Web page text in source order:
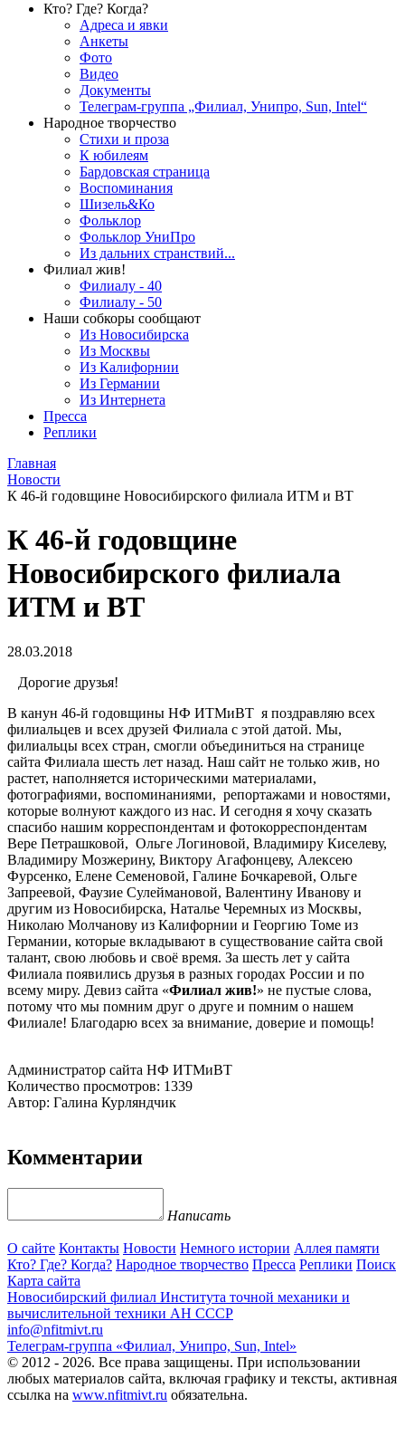
Кто? Где? Когда?
Адреса и явки
Анкеты
Фото
Видео
Документы
Телеграм-группа „Филиал, Унипро, Sun, Intel“
Народное творчество
Стихи и проза
К юбилеям
Бардовская страница
Воспоминания
Шизель&Ко
Фольклор
Фольклор УниПро
Из дальних странствий...
Филиал жив!
Филиалу - 40
Филиалу - 50
Наши собкоры сообщают
Из Новосибирска
Из Москвы
Из Калифорнии
Из Германии
Из Интернета
Пресса
Реплики
Главная
Новости
К 46-й годовщине Новосибирского филиала ИТМ и ВТ
К 46-й годовщине
Новосибирского филиала
ИТМ и ВТ
28.03.2018
Дорогие друзья!
В канун 46-й годовщины НФ ИТМиВТ я поздравляю всех
филиальцев и всех друзей Филиала с этой датой. Мы,
филиальцы всех стран, смогли объединиться на странице
сайта Филиала шесть лет назад. Наш сайт не только жив, но
растет, наполняется историческими материалами,
фотографиями, воспоминаниями, репортажами и новостями,
которые волнуют каждого из нас. И сегодня я хочу сказать
спасибо нашим корреспондентам и фотокорреспондентам
Вере Петрашковой, Ольге Логиновой, Владимиру Киселеву,
Владимиру Мозжерину, Виктору Агафонцеву, Алексею
Фурсенко, Елене Семеновой, Галине Бочкаревой, Ольге
Запреевой, Фаузие Сулеймановой, Валентину Иванову и
другим из Новосибирска, Наталье Черемных из Москвы,
Николаю Молчанову из Калифорнии и Георгию Томе из
Германии, которые вкладывают в существование сайта свой
талант, свою любовь и своё время. За шесть лет у сайта
Филиала появились друзья в разных городах России и по
всему миру. Девиз сайта «Филиал жив!» не пустые слова,
потому что мы помним друг о друге и помним о нашем
Филиале! Благодарю всех за внимание, доверие и помощь!
Администратор сайта НФ ИТМиВТ
Количество просмотров: 1339
Автор: Галина Курляндчик
Комментарии
Написать
О сайте Контакты Новости Немного истории Аллея памяти
Кто? Где? Когда? Народное творчество Пресса Реплики Поиск
Карта сайта
Новосибирский филиал Института точной механики и
вычислительной техники АН СССР
info@nfitmivt.ru
Телеграм-группа «Филиал, Унипро, Sun, Intel»
© 2012 - 2026. Все права защищены. При использовании
любых материалов сайта, включая графику и тексты, активная
ссылка на www.nfitmivt.ru обязательна.